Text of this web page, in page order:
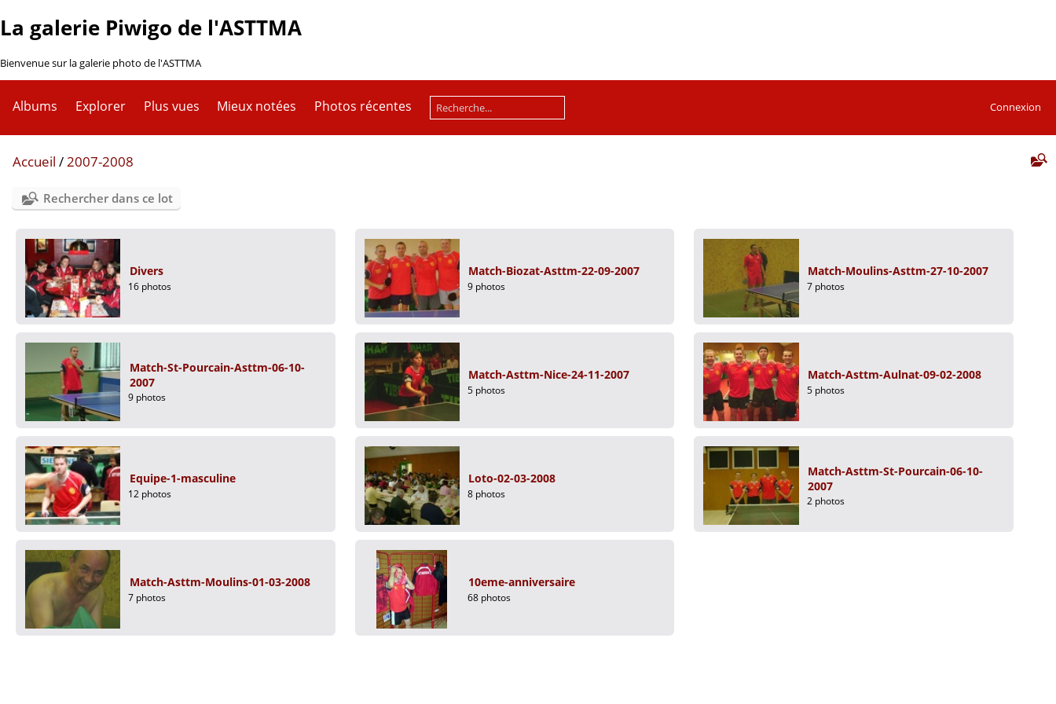
La galerie Piwigo de l'ASTTMA
Bienvenue sur la galerie photo de l'ASTTMA
Albums Explorer Plus vues Mieux notées Photos récentes Connexion
Accueil /2007-2008
Rechercher dans ce lot
Divers
16 photos
Match-Biozat-Asttm-22-09-2007
9 photos
Match-Moulins-Asttm-27-10-2007
7 photos
Match-St-Pourcain-Asttm-06-10-
2007
9 photos
Match-Asttm-Nice-24-11-2007
5 photos
Match-Asttm-Aulnat-09-02-2008
5 photos
Equipe-1-masculine
12 photos
Loto-02-03-2008
8 photos
Match-Asttm-St-Pourcain-06-10-
2007
2 photos
Match-Asttm-Moulins-01-03-2008
7 photos
10eme-anniversaire
68 photos